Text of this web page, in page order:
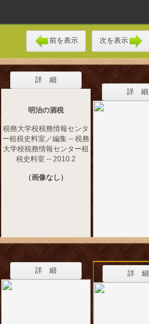
前を表示 次を表示
詳 細
明治の酒税
税務大学校税務情報センタ
ー租税史料室／編集 -- 税務
大学校税務情報センター租
税史料室 -- 2010.2
（画像なし）
詳 細
詳 細 詳 細